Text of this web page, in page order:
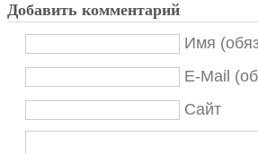
Добавить комментарий
Имя
E-Mail
Сайт